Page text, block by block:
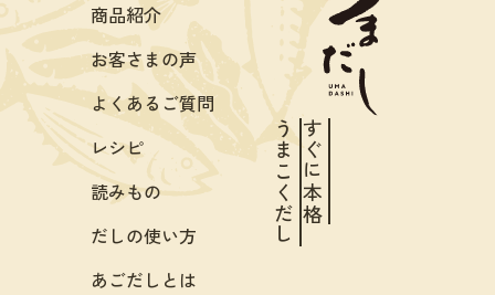
すぐに本格
うまこくだし
商品紹介
お客さまの声
よくあるご質問
レシピ
読みもの
だしの使い方
あごだしとは